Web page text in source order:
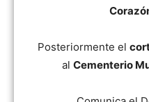
Posteriormente el
al Cementerio